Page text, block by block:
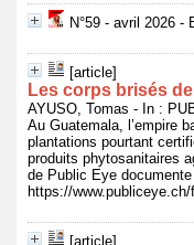
N°59 - avril 2026 -
[article]
Les corps brisés
AYUSO, Tomas - In :
Au Guatemala, l’empire
plantations pourtant
produits phytosanitaires
de Public Eye documente
https://
[article]